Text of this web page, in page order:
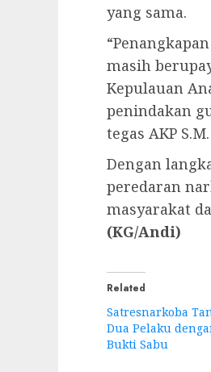
yang sama.
masih
Kepulauan
penindakan
tegas AKP
Dengan
peredaran
masyarakat
(KG/Andi)
Related
Satresnarkoba
Dua Pelaku
Bukti Sabu